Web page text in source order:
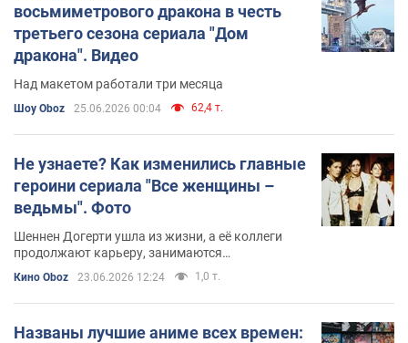
восьмиметрового дракона в честь
третьего сезона сериала "Дом
дракона". Видео
Над макетом работали три месяца
Шоу Oboz 25.06.2026 00:04 62,4 т.
Не узнаете? Как изменились главные
героини сериала "Все женщины –
ведьмы". Фото
Шеннен Догерти ушла из жизни, а её коллеги
продолжают карьеру, занимаются
благотворительностью и воспитывают детей
Кино Oboz 23.06.2026 12:24 1,0 т.
Названы лучшие аниме всех времен: